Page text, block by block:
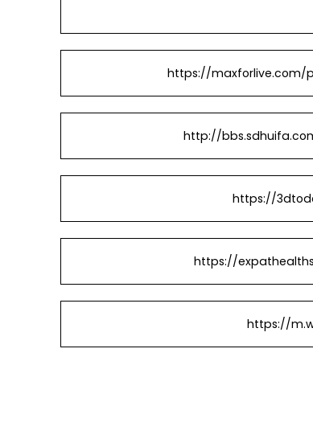
https://maxforlive.com/
http://
https://
https://
https://